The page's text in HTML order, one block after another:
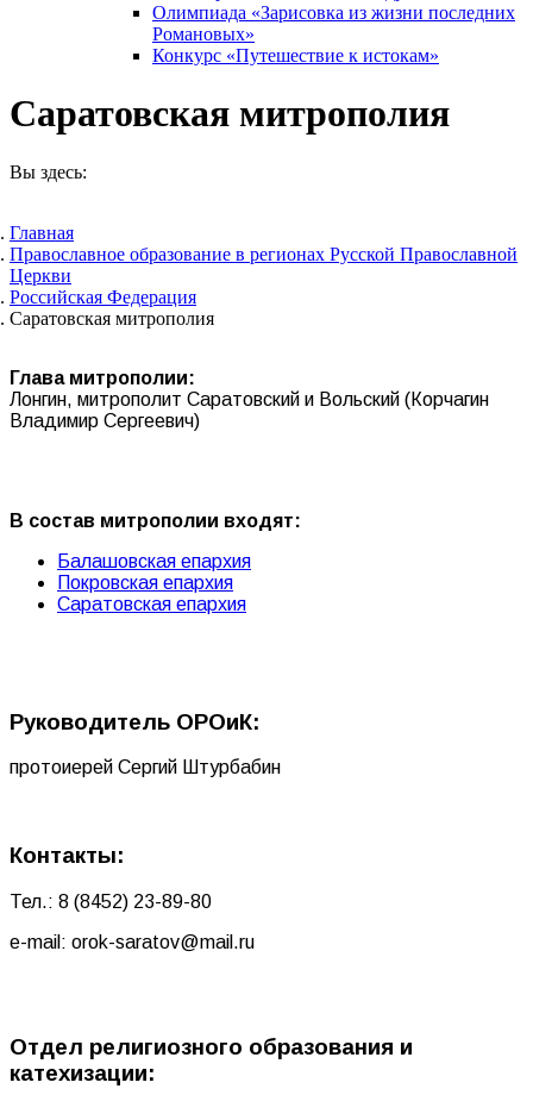
Олимпиада «Зарисовка из жизни последних
Романовых»
Конкурс «Путешествие к истокам»
Саратовская митрополия
Вы здесь:
Главная
Православное образование в регионах Русской Православной
Церкви
Российская Федерация
Саратовская митрополия
Глава митрополии:
Лонгин, митрополит Саратовский и Вольский (Корчагин
Владимир Сергеевич)
В состав митрополии входят:
Балашовская епархия
Покровская епархия
Саратовская епархия
Руководитель ОРОиК:
протоиерей Сергий Штурбабин
Контакты:
Тел.: 8 (8452) 23-89-80
e-mail: orok-saratov@mail.ru
Отдел религиозного образования и
катехизации: